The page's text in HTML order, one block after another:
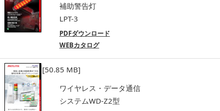
補助警告灯
LPT-3
PDFダウンロード
WEBカタログ
[50.85 MB]
ワイヤレス・データ通信
システムWD-Z2型